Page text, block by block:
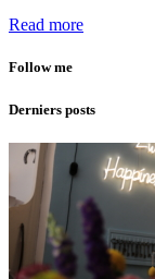
Read more
Follow me
Derniers posts